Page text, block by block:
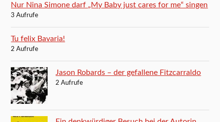
Nur Nina Simone darf „My Baby just cares for me“ singen
3 Aufrufe
Tu felix Bavaria!
2 Aufrufe
Jason Robards – der gefallene Fitzcarraldo
2 Aufrufe